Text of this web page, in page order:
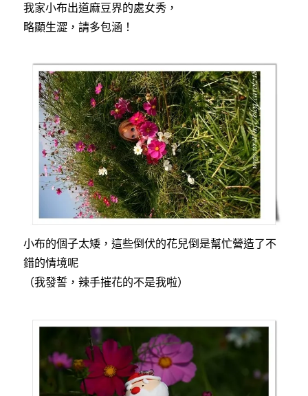
我家小布出道麻豆界的處女秀，
略顯生澀，請多包涵！
小布的個子太矮，這些倒伏的花兒倒是幫忙營造了不
錯的情境呢
（我發誓，辣手摧花的不是我啦）